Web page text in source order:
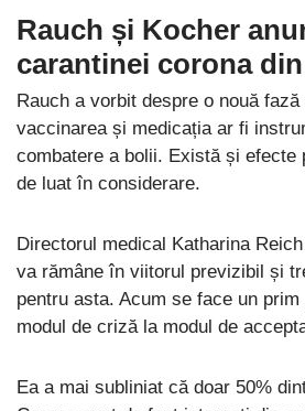
Rauch și Kocher
carantinei corona
Rauch a vorbit despre o nouă
vaccinarea și medicația ar fi
combatere a bolii. Există și efecte
de luat în considerare.
Directorul medical Katharina
va rămâne în viitorul previzibil și
pentru asta. Acum se face un prim
modul de criză la modul de
Ea a mai subliniat că doar 50%